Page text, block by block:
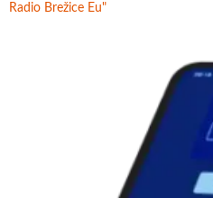
Radio Brežice Eu"